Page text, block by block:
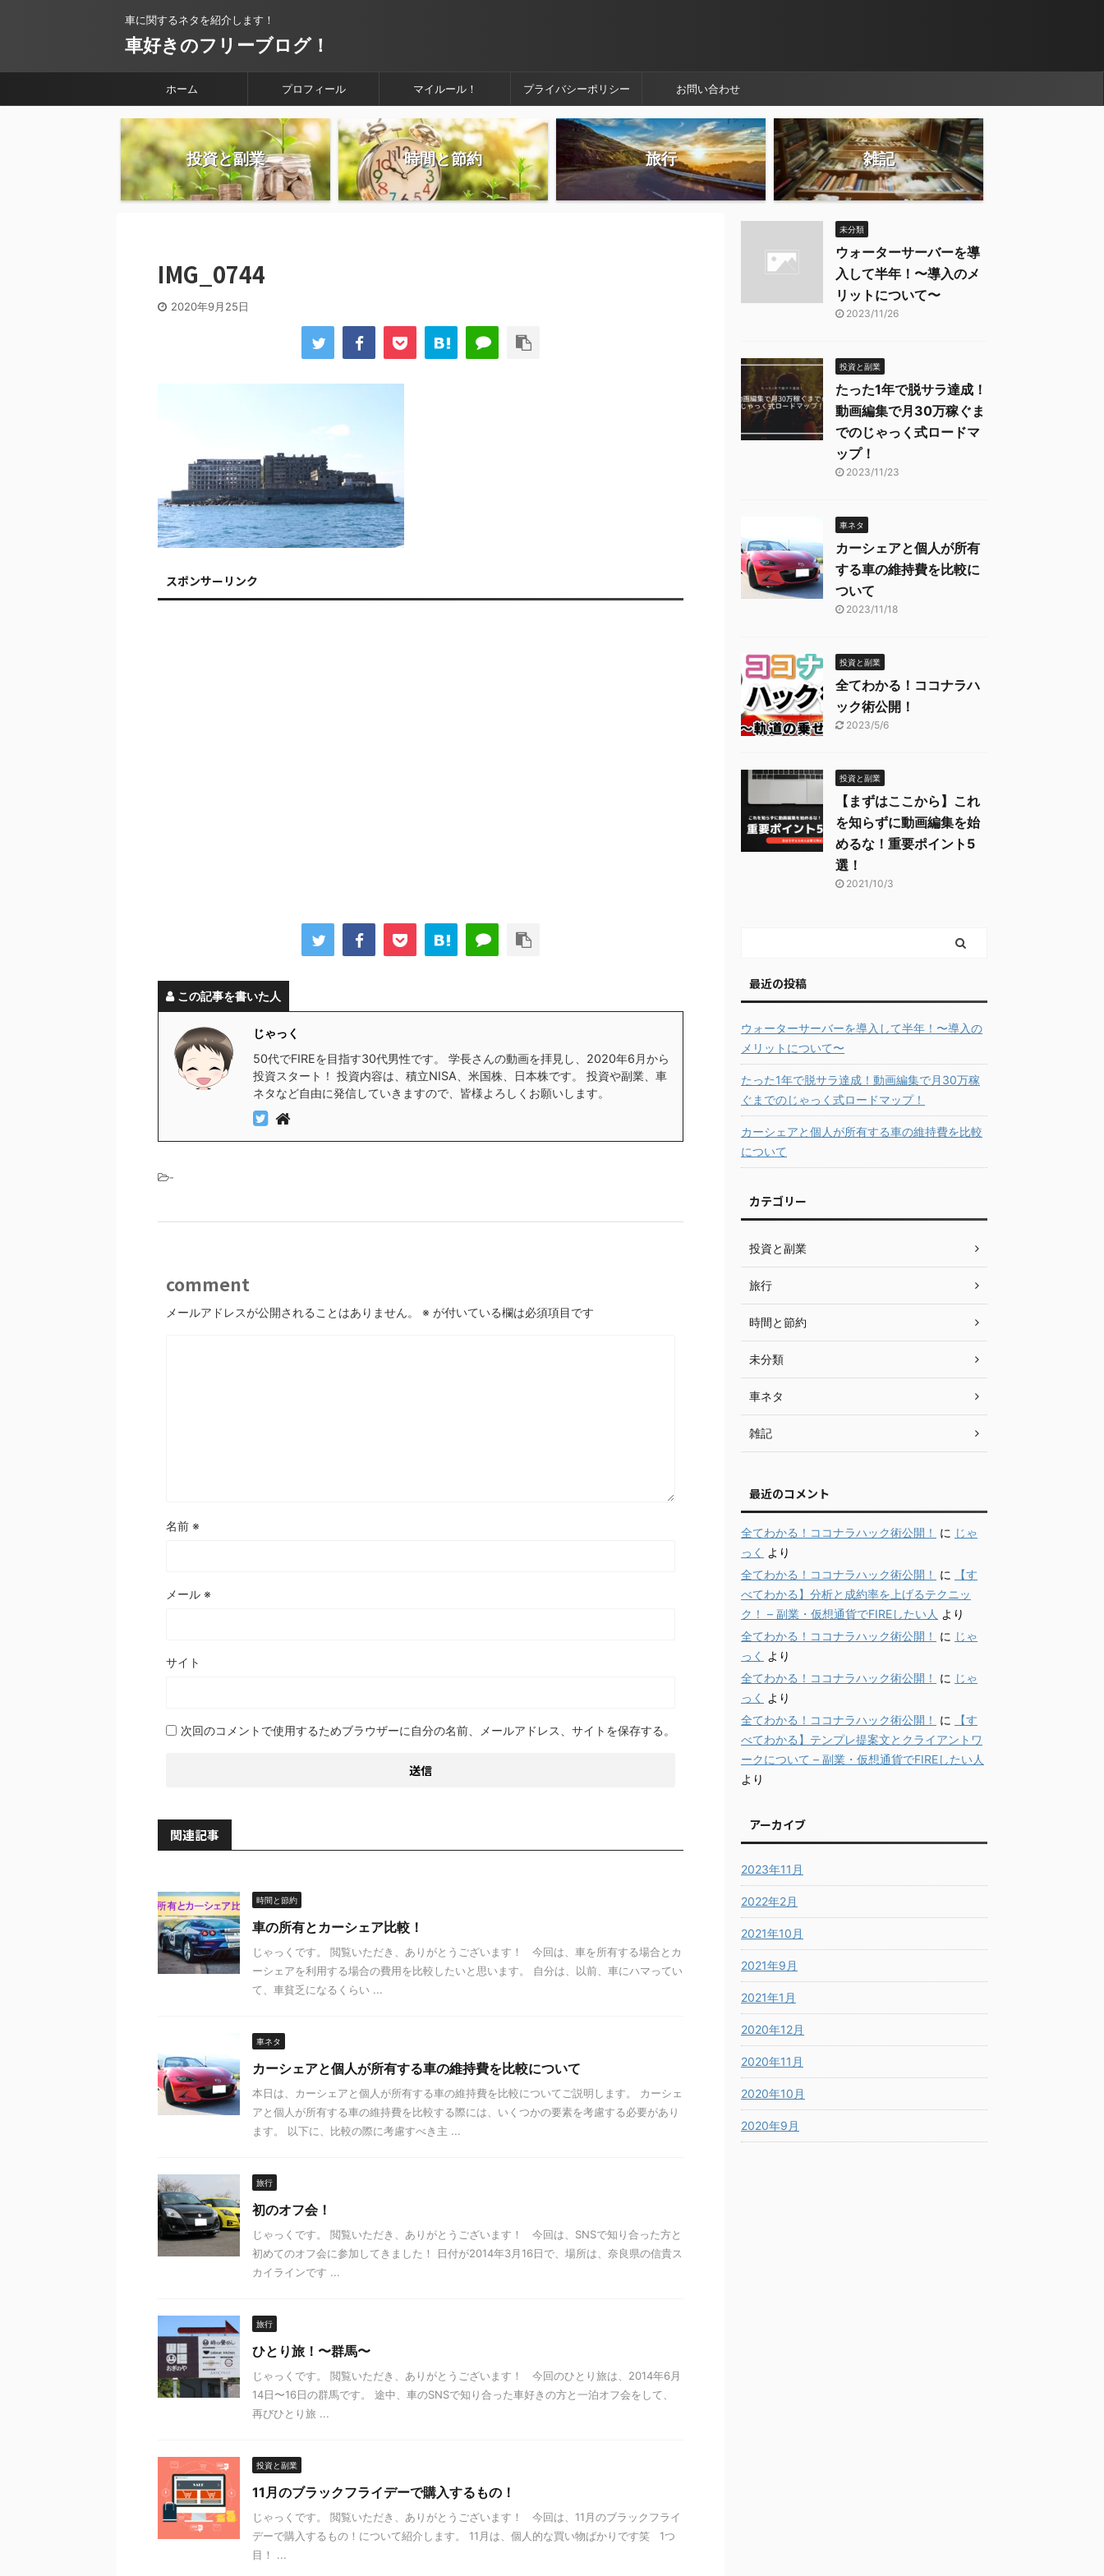
車に関するネタを紹介します！
車好きのフリーブログ！
ホーム プロフィール マイルール！ プライバシーポリシー お問い合わせ
投資と副業 時間と節約 旅行 雑記
IMG_0744
2020年9月25日
スポンサーリンク
この記事を書いた人
じゃっく
50代でFIREを目指す30代男性です。 学長さんの動画を拝見し、2020年6月から
投資スタート！ 投資内容は、積立NISA、米国株、日本株です。 投資や副業、車
ネタなど自由に発信していきますので、皆様よろしくお願いします。
-
comment
メールアドレスが公開されることはありません。 ※ が付いている欄は必須項目です
名前 ※
メール ※
サイト
次回のコメントで使用するためブラウザーに自分の名前、メールアドレス、サイトを保存する。
関連記事
時間と節約
車の所有とカーシェア比較！
じゃっくです。 閲覧いただき、ありがとうございます！ 今回は、車を所有する場合とカ
ーシェアを利用する場合の費用を比較したいと思います。 自分は、以前、車にハマってい
て、車貧乏になるくらい ...
車ネタ
カーシェアと個人が所有する車の維持費を比較について
本日は、カーシェアと個人が所有する車の維持費を比較についてご説明します。 カーシェ
アと個人が所有する車の維持費を比較する際には、いくつかの要素を考慮する必要があり
ます。 以下に、比較の際に考慮すべき主 ...
旅行
初のオフ会！
じゃっくです。 閲覧いただき、ありがとうございます！ 今回は、SNSで知り合った方と
初めてのオフ会に参加してきました！ 日付が2014年3月16日で、場所は、奈良県の信貴ス
カイラインです ...
旅行
ひとり旅！〜群馬〜
じゃっくです。 閲覧いただき、ありがとうございます！ 今回のひとり旅は、2014年6月
14日〜16日の群馬です。 途中、車のSNSで知り合った車好きの方と一泊オフ会をして、
再びひとり旅 ...
投資と副業
11月のブラックフライデーで購入するもの！
じゃっくです。 閲覧いただき、ありがとうございます！ 今回は、11月のブラックフライ
デーで購入するもの！について紹介します。 11月は、個人的な買い物ばかりです笑 1つ
目！ ...
未分類
ウォーターサーバーを導
入して半年！〜導入のメ
リットについて〜
2023/11/26
投資と副業
たった1年で脱サラ達成！
動画編集で月30万稼ぐま
でのじゃっく式ロードマ
ップ！
2023/11/23
車ネタ
カーシェアと個人が所有
する車の維持費を比較に
ついて
2023/11/18
投資と副業
全てわかる！ココナラハ
ック術公開！
2023/5/6
投資と副業
【まずはここから】これ
を知らずに動画編集を始
めるな！重要ポイント5
選！
2021/10/3
最近の投稿
ウォーターサーバーを導入して半年！〜導入の
メリットについて〜
たった1年で脱サラ達成！動画編集で月30万稼
ぐまでのじゃっく式ロードマップ！
カーシェアと個人が所有する車の維持費を比較
について
カテゴリー
投資と副業
旅行
時間と節約
未分類
車ネタ
雑記
最近のコメント
全てわかる！ココナラハック術公開！ に じゃ
っく
より
全てわかる！ココナラハック術公開！
に
【す
べてわかる】分析と成約率を上げるテクニッ
ク！ – 副業・仮想通貨でFIREしたい人 より
全てわかる！ココナラハック術公開！
に じゃ
っく
より
全てわかる！ココナラハック術公開！
に じゃ
っく
より
全てわかる！ココナラハック術公開！
に
【す
べてわかる】テンプレ提案文とクライアントワ
ークについて – 副業・仮想通貨でFIREしたい人
より
アーカイブ
2023年11月
2022年2月
2021年10月
2021年9月
2021年1月
2020年12月
2020年11月
2020年10月
2020年9月